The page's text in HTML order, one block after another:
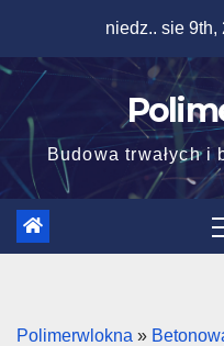
content
niedz.. sie 9th,
Budowa trwałych
Polimerwlokna »